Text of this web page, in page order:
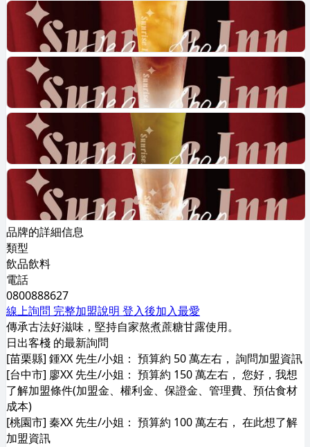
品牌的詳細信息
類型
飲品飲料
電話
0800888627
線上詢問 完整加盟說明 登入後加入最愛
傳承古法好滋味，堅持自家熬煮蔗糖甘露使用。
日出客棧 的最新詢問
[苗栗縣] 鍾XX 先生/小姐： 預算約 50 萬左右， 詢問加盟資訊
[台中市] 廖XX 先生/小姐： 預算約 150 萬左右， 您好，我想
了解加盟條件(加盟金、權利金、保證金、管理費、預估食材
成本)
[桃園市] 秦XX 先生/小姐： 預算約 100 萬左右， 在此想了解
加盟資訊